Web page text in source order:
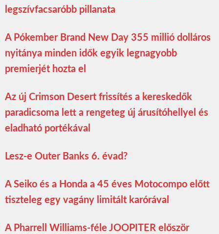
legszívfacsaróbb pillanata
A Pókember Brand New Day 355 millió dolláros
nyitánya minden idők egyik legnagyobb
premierjét hozta el
Az új Crimson Desert frissítés a kereskedők
paradicsoma lett a rengeteg új árusítóhellyel és
eladható portékával
Lesz-e Outer Banks 6. évad?
A Seiko és a Honda a 45 éves Motocompo előtt
tiszteleg egy vagány limitált karórával
A Pharrell Williams-féle JOOPITER először